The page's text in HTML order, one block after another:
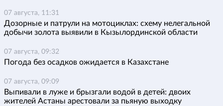
07 августа, 11:31
Дозорные и патрули на мотоциклах: схему нелегальной
добычи золота выявили в Кызылординской области
07 августа, 09:32
Погода без осадков ожидается в Казахстане
07 августа, 09:09
Выпивали в луже и брызгали водой в детей: двоих
жителей Астаны арестовали за пьяную выходку